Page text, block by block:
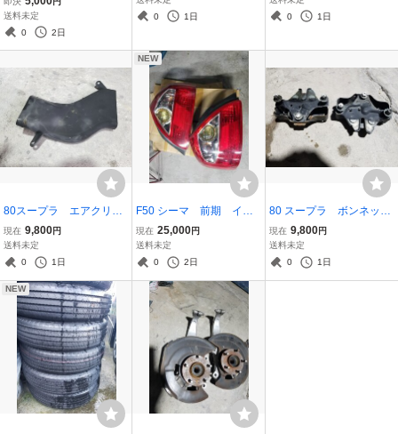
送料未定
0
2日
0
1日
0
1日
80スープラ エアクリー
ナー ダクト
現在 9,800円
送料未定
0
1日
NEW
F50 シーマ 前期 イン
フィニティQ45 北米仕
様 テールランプ 左右
現在 25,000円
送料未定
0
2日
80 スープラ ボンネット
ロック キャッチ 左右
現在 9,800円
送料未定
0
1日
NEW